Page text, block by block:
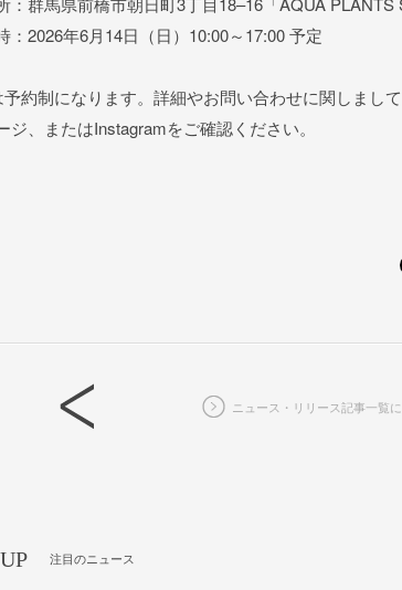
：2026年6月14日（日）10:00～17:00 予定
約制になります。詳細やお問い合わせに関しまし
ジ、またはInstagramをご確認ください。
ニュース・リリース記事一覧
注目のニュース